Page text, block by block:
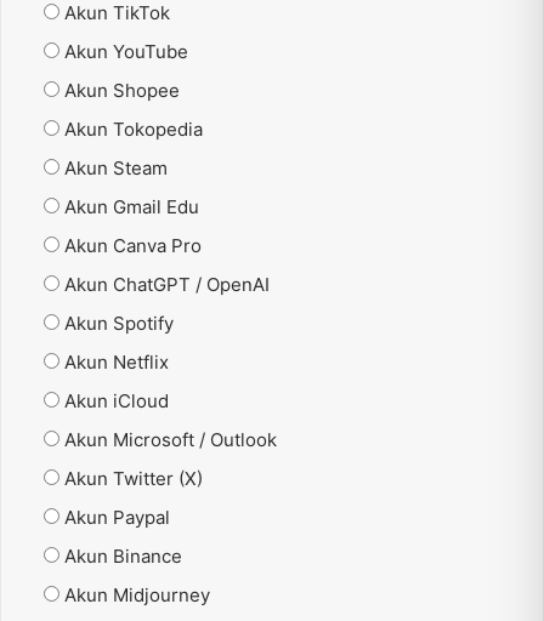
Akun TikTok
Akun YouTube
Akun Shopee
Akun Tokopedia
Akun Steam
Akun Gmail Edu
Akun Canva Pro
Akun ChatGPT / OpenAI
Akun Spotify
Akun Netflix
Akun iCloud
Akun Microsoft / Outlook
Akun Twitter (X)
Akun Paypal
Akun Binance
Akun Midjourney